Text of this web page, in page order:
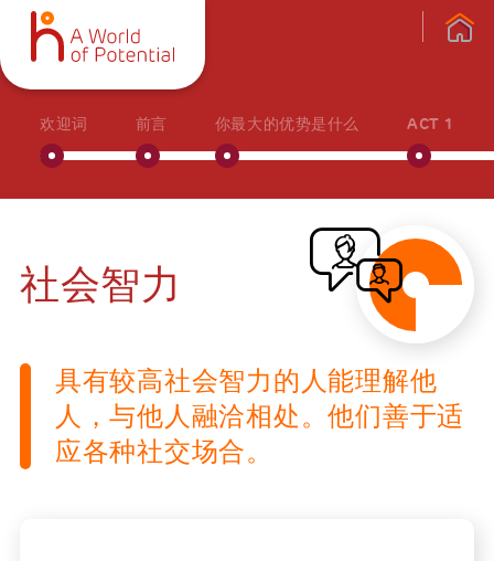
欢迎词 前言 你最大的优势是什么 ACT 1
社会智力
具有较高社会智力的人能理解他
人，与他人融洽相处。他们善于适
应各种社交场合。